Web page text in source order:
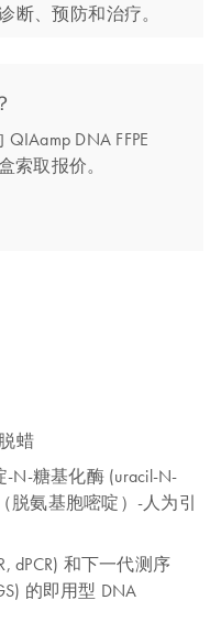
断、预防和治疗。
DNA FFPE
索取报价。
蜡
N-糖基化酶 (uracil-N-
脱氨基胞嘧啶）-人为引
dPCR) 和下一代测序
的即用型 DNA